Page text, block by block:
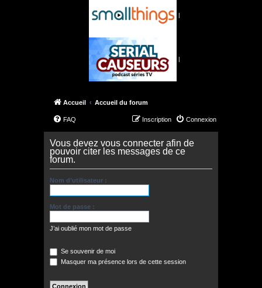
|
|
Accueil Accueil du forum
FAQ Connexion
Inscription
Vous devez vous connecter afin de
pouvoir citer les messages de ce
forum.
Nom d’utilisateur :
Mot de passe :
J’ai oublié mon mot de passe
Se souvenir de moi
Masquer ma présence lors de cette session